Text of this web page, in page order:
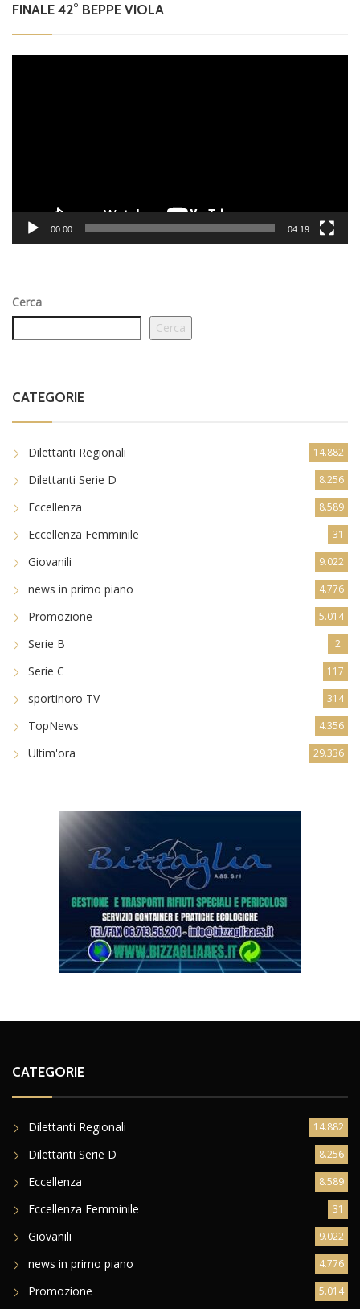
FINALE 42° BEPPE VIOLA
00:00 04:19
Cerca
Cerca
CATEGORIE
Dilettanti Regionali 14.882
Dilettanti Serie D 8.256
Eccellenza 8.589
Eccellenza Femminile 31
Giovanili 9.022
news in primo piano 4.776
Promozione 5.014
Serie B 2
Serie C 117
sportinoro TV 314
TopNews 4.356
Ultim'ora 29.336
CATEGORIE
Dilettanti Regionali 14.882
Dilettanti Serie D 8.256
Eccellenza 8.589
Eccellenza Femminile 31
Giovanili 9.022
news in primo piano 4.776
Promozione 5.014